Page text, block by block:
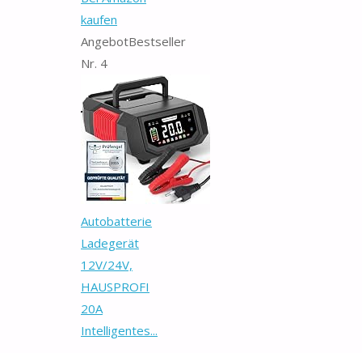
kaufen
AngebotBestseller
Nr. 4
Autobatterie
Ladegerät
12V/24V,
HAUSPROFI
20A
Intelligentes...